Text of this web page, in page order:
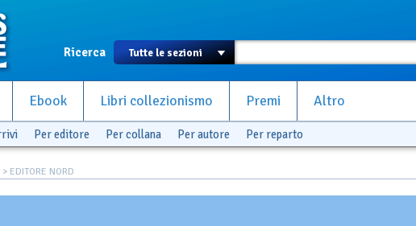
Ricerca
Ebook Libri collezionismo Premi Altro
Per editore Per collana Per autore Per reparto
> EDITORE NORD